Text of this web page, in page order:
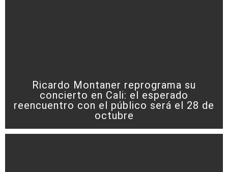
Ricardo Montaner reprograma su
concierto en Cali: el esperado
reencuentro con el público será el 28 de
octubre